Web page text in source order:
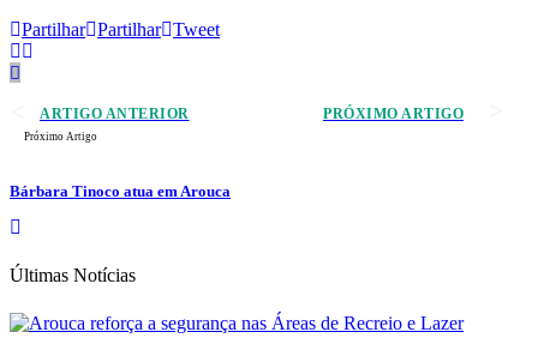
Partilhar Partilhar Tweet
ARTIGO ANTERIOR PRÓXIMO ARTIGO
Próximo Artigo
Bárbara Tinoco atua em Arouca
Últimas Notícias